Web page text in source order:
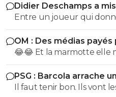
Didier Deschamps a
Mondial
Entre un joueur qui
sélectionneur en poste,
une sacré différence,
contre l' Italien lui oui
poussent que de mettre
vient d'être nommé !
OM : Des médias
accusé
😂😂 Et la marmotte elle
pauvre foutre0. Les cons,
les reconnaît.
PSG : Barcola arrache
Il faut tenir bon. Ils vont